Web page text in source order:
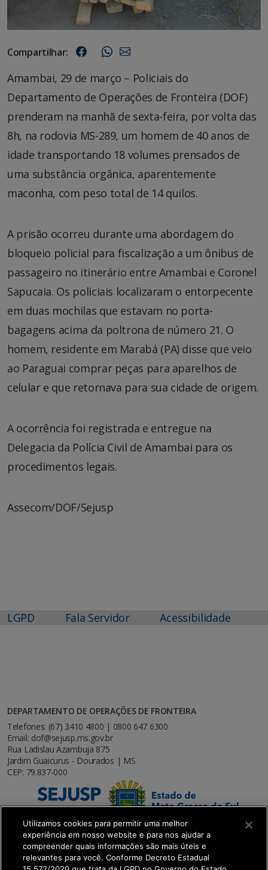
Compartilhar:
Amambai, 29 de março – Policiais do
Departamento de Operações de Fronteira (DOF)
prenderam na manhã de sexta-feira, por volta das
8h, na rodovia MS-289, um homem de 40 anos de
idade transportando 18 volumes prensados de
uma substância orgânica, aparentemente
maconha, com peso total de 14 quilos.
A prisão ocorreu durante uma abordagem do
bloqueio policial para fiscalização a um ônibus de
passageiro no itinerário entre Amambai e Coronel
Sapucaia. Os policiais localizaram o entorpecente
em duas mochilas que estavam no porta-
bagagens acima da poltrona de número 21. O
homem, residente em Marabá (PA) disse que veio
ao Paraguai comprar peças para aparelhos de
celular e que retornava para sua cidade de origem.
A ocorrência foi registrada e entregue na
Delegacia da Polícia Civil de Amambai para os
procedimentos legais.
Assecom/DOF/Sejusp
LGPD Fala Servidor Acessibilidade
DEPARTAMENTO DE OPERAÇÕES DE FRONTEIRA
Telefones: (67) 3410 4800 | 0800 647 6300
Email: dof@sejusp.ms.gov.br
Rua Ladislau Azambuja 875
Jardim Guaicurus - Dourados | MS
CEP: 79.837-000
Utilizamos cookies para permitir uma melhor
experiência em nosso website e para nos ajudar a
compreender quais informações são mais úteis e
relevantes para você. Conforme Decreto Estadual